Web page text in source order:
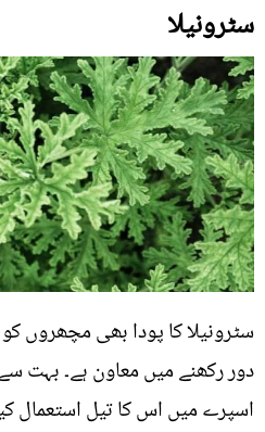
سٹرونیلا
سٹرونیلا کا پودا بھی مچھروں
دور رکھنے میں معاون ہے۔ بہت
اسپرے میں اس کا تیل استعمال